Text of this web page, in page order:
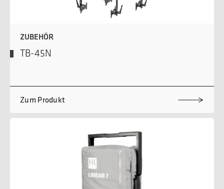
ZUBEHÖR
TB-45N
Zum Produkt